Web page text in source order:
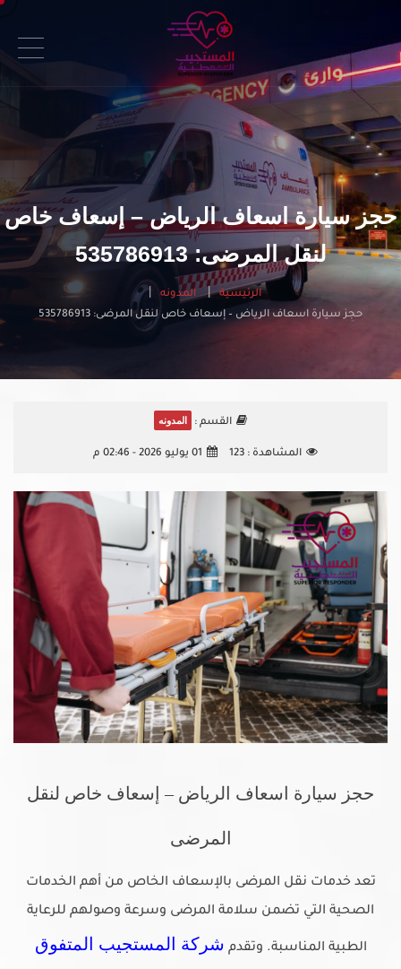
حجز سيارة اسعاف الرياض – إسعاف خاص
لنقل المرضى: 535786913
الرئيسية
المدونه
حجز سيارة اسعاف الرياض – إسعاف خاص لنقل المرضى: 535786913
القسم : المدونه
المشاهدة :123 01 يوليو 2026 - 02:46 م
حجز سيارة اسعاف الرياض – إسعاف خاص لنقل
المرضى
تعد خدمات نقل المرضى بالإسعاف الخاص من أهم الخدمات
الصحية التي تضمن سلامة المرضى وسرعة وصولهم للرعاية
الطبية المناسبة. وتقدم شركة المستجيب المتفوق